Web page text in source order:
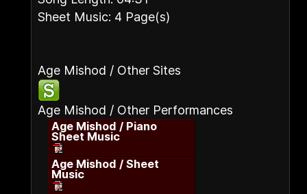
Sheet Music: 4 Page(s)
Age Mishod / Other Sites
Age Mishod / Other Performances
Age Mishod / Piano
Sheet Music
Age Mishod / Sheet
Music